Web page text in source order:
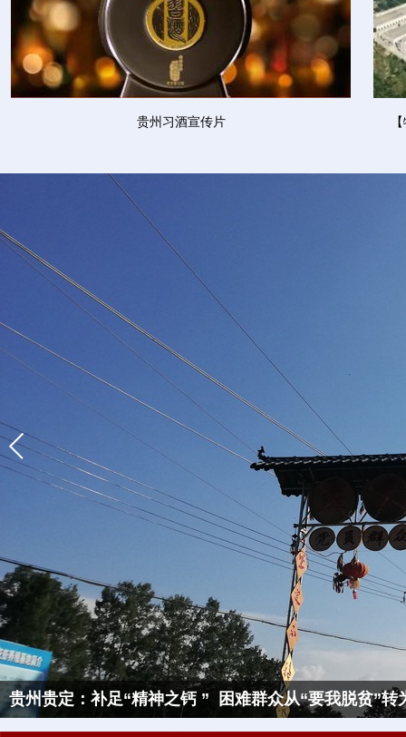
贵州习酒宣传片
贵州贵定：补足“精神之钙 ” 困难群众从“要我脱贫”转